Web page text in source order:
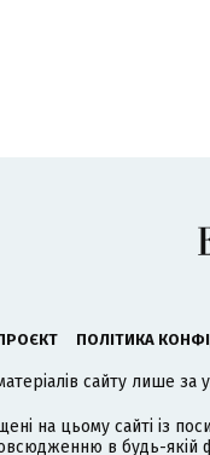
ПОЛІТИКА
сайту лише
на цьому сайті із
в будь-якій